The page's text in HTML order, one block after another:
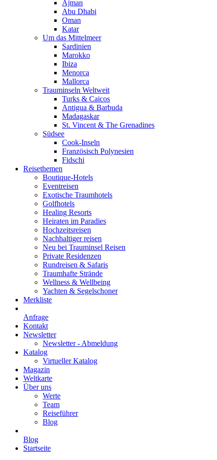
Ajman
Abu Dhabi
Oman
Katar
Um das Mittelmeer
Sardinien
Marokko
Ibiza
Menorca
Mallorca
Trauminseln Weltweit
Turks & Caicos
Antigua & Barbuda
Madagaskar
St. Vincent & The Grenadines
Südsee
Cook-Inseln
Französisch Polynesien
Fidschi
Reisethemen
Boutique-Hotels
Eventreisen
Exotische Traumhotels
Golfhotels
Healing Resorts
Heiraten im Paradies
Hochzeitsreisen
Nachhaltiger reisen
Neu bei Trauminsel Reisen
Private Residenzen
Rundreisen & Safaris
Traumhafte Strände
Wellness & Wellbeing
Yachten & Segelschoner
Merkliste
Anfrage
Kontakt
Newsletter
Newsletter - Abmeldung
Katalog
Virtueller Katalog
Magazin
Weltkarte
Über uns
Werte
Team
Reiseführer
Blog
Blog
Startseite